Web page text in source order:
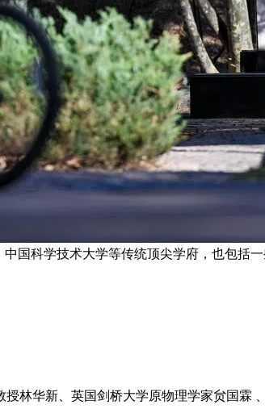
国科学技术大学等传统顶尖学府，也包括
林华新、英国剑桥大学原物理学家贠国